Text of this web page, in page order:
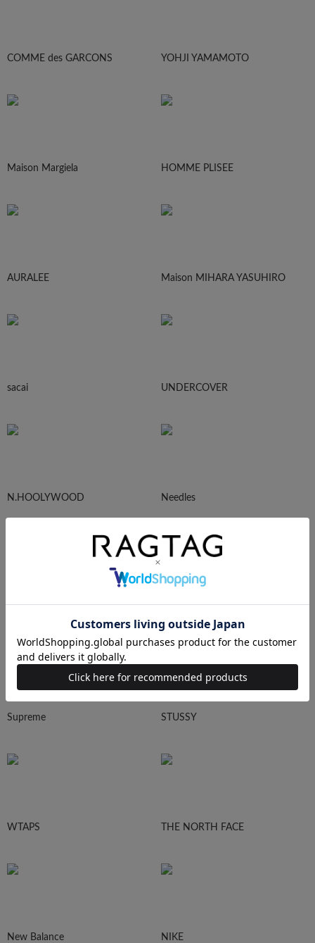
COMME des GARCONS YOHJI YAMAMOTO
Maison Margiela HOMME PLISEE
AURALEE Maison MIHARA YASUHIRO
sacai UNDERCOVER
N.HOOLYWOOD Needles
Ralph Lauren HUMAN MADE
Supreme STUSSY
WTAPS THE NORTH FACE
New Balance NIKE